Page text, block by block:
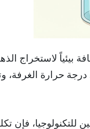
بيئياً لاستخراج
تتم العملية في أقل من 20 دقيقة وفي درجة حرارة
للتكنولوجيا، فإن